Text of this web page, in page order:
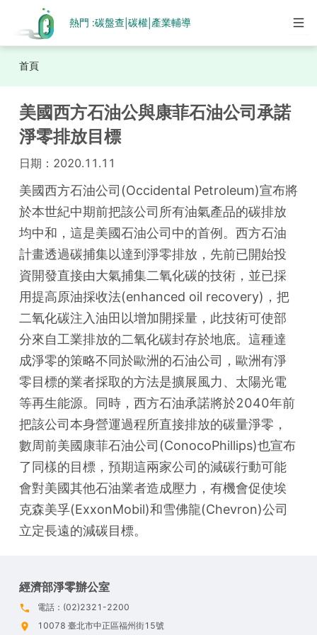
熱門 :碳盤查 碳權| 產業輔導
首頁
美國西方石油公與康菲石油公司承諾
淨零排放目標
日期： 2020.11.11
美國西方石油公司(Occidental Petroleum)宣布將
於本世紀中期前把該公司所有油氣產品的碳排放
均中和，這是美國石油公司中的首例。西方石油
計畫透過碳捕集以達到淨零排放，先前已開始投
資開發直接由大氣捕集二氧化碳的技術，並已採
用提高原油採收法(enhanced oil recovery)，把
二氧化碳注入油田以增加開採量，此技術可使部
分來自工業排放的二氧化碳封存於地底。這種達
成淨零的策略不同於歐洲的石油公司，歐洲有淨
零目標的業者採取的方法是擴展風力、太陽光電
等再生能源。同時，西方石油承諾將於2040年前
把該公司本身營運過程所直接排放的碳量淨零，
數周前美國康菲石油公司(ConocoPhillips)也宣布
了同樣的目標，預期這兩家公司的減碳行動可能
會對美國其他石油業者造成壓力，有機會促使埃
克森美孚(ExxonMobil)和雪佛龍(Chevron)公司
立定長遠的減碳目標。
經濟部淨零辦公室
電話：(02)2321-2200
10078 臺北市中正區福州街15號